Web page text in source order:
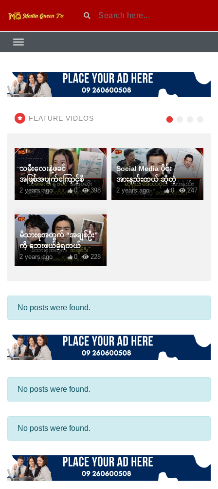
FEATURE VIDEOS
သမီးလေးနဲ့ဖခင်
အဖြစ်အပျက်ကြောင့်စိတ်
ထိခိုက်ခဲ့ရတယ်
2 years ago 398
0
Social Media ပိုင်း
အားနည်းတယ် ဆိုတဲ့
“အောင်ရဲလင်း”
2 years ago 247
0
မိသားစုအတွက် “အချစ်ဦး”
ကို ဘေးဖယ်ခဲ့ရတယ်
2 years ago 228
0
No posts were found.
No posts were found.
No posts were found.